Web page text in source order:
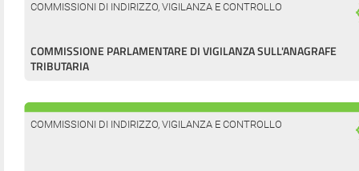
COMMISSIONI DI INDIRIZZO, VIGILANZA E CONTROLLO
COMMISSIONE PARLAMENTARE DI VIGILANZA SULL'ANAGRAFE
TRIBUTARIA
COMMISSIONI DI INDIRIZZO, VIGILANZA E CONTROLLO